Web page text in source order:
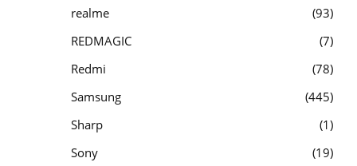
realme
93
REDMAGIC
7
Redmi
78
Samsung
445
Sharp
1
Sony
19